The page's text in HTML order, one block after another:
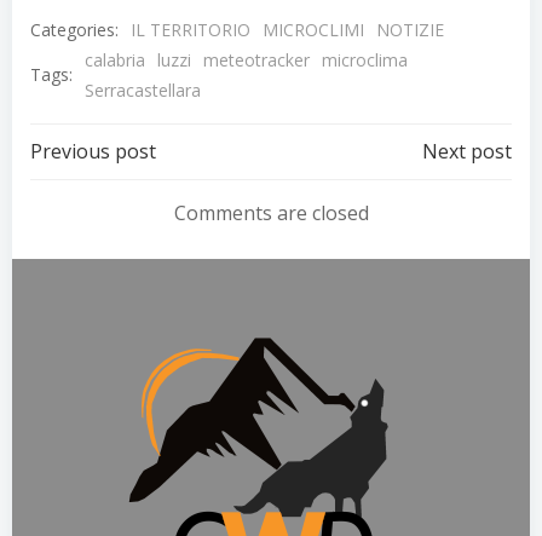
Categories: IL TERRITORIO MICROCLIMI
NOTIZIE
Tags:
calabria luzzi meteotracker microclima
Serracastellara
Previous post Next post
Comments are closed